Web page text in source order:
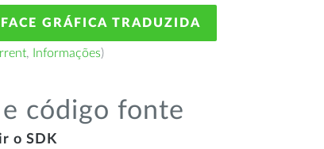
GRÁFICA TRADUZIDA
, Informações)
código fonte
o SDK